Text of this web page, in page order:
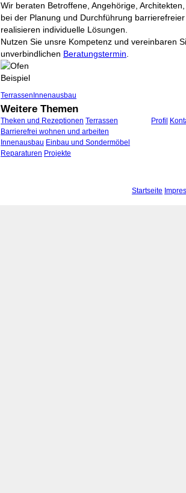
Wir beraten Betroffene, Angehörige,
bei der Planung und Durchführung
realisieren individuelle Lösungen.
Nutzen Sie unsre Kompetenz und vereinbaren
unverbindlichen Beratungstermin
Terrassen Innenausbau
Weitere Themen
Theken und Rezeptionen Terrassen
Barrierefrei wohnen und arbeiten
Innenausbau Einbau und Sondermöbel
Reparaturen Projekte
Profil
Startseite